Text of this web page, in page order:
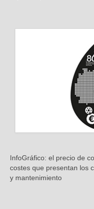
InfoGráfico: el precio de
costes que presentan los
y mantenimiento